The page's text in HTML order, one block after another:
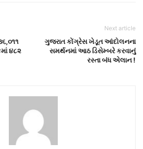
૪૮૨
Next article
ગુજરાત કોંગ્રેસ ખેડૂત આંદોલનના
સમર્થનમાં આઠ ડિસેમ્બરે કરવાનું
રસ્તા બંધ એલાન !